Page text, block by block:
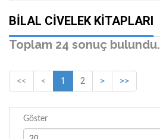
BILAL CIVELEK KITAPLARI
Toplam 24 sonuç bulundu.
<< < 1 2 > >>
Göster